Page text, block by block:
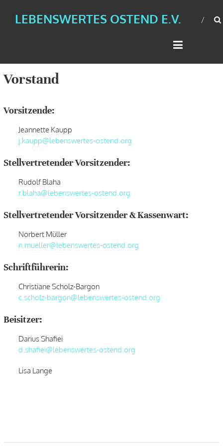
LEBENSWERTES OSTEND E.V.
Vorstand
Vorsitzende:
Jeannette Kaupp
j.kaupp@lebenswertes-ostend.org
Stellvertretender Vorsitzender:
Rudolf Blaha
r.blaha@lebenswertes-ostend.org
Stellvertretender Vorsitzender &Kassenwart:
Norbert Müller
n.mueller@lebenswertes-ostend.org
Schriftführerin:
Christiane Scholz-Bargon
c.scholz-bargon@lebenswertes-ostend.org
Beisitzer:
Darius Shafiei
d.shafiei@lebenswertes-ostend.org
Lisa Lange